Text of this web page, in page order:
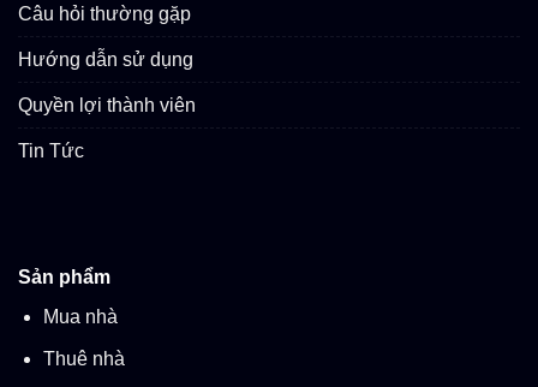
Câu hỏi thường gặp
Hướng dẫn sử dụng
Quyền lợi thành viên
Tin Tức
Sản phẩm
Mua nhà
Thuê nhà